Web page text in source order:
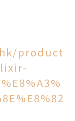
product